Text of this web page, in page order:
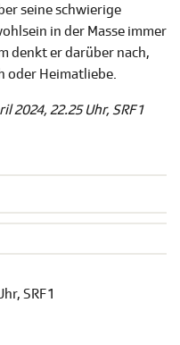
seine schwierige
in der Masse immer
denkt er darüber nach,
oder Heimatliebe.
22.25 Uhr, SRF 1
SRF 1